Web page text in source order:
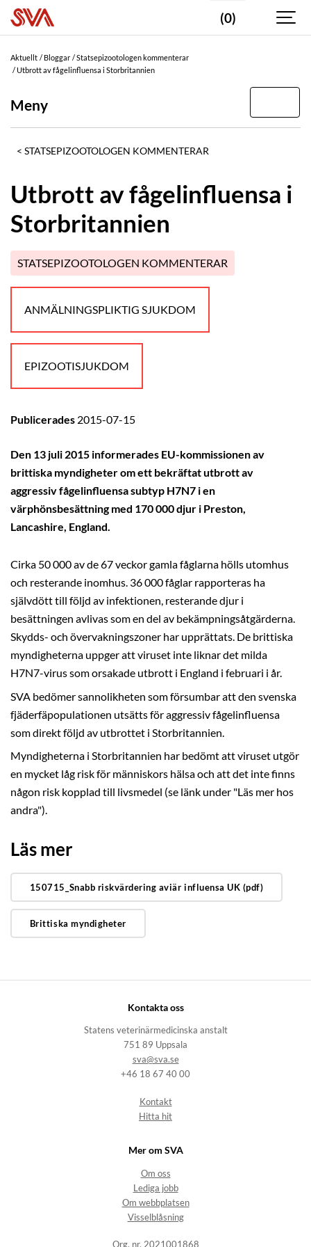
(0)
Aktuellt Bloggar
Statsepizootologen kommenterar
Utbrott av fågelinfluensa i Storbritannien
Meny
STATSEPIZOOTOLOGEN KOMMENTERAR
Utbrott av fågelinfluensa i
Storbritannien
STATSEPIZOOTOLOGEN KOMMENTERAR
ANMÄLNINGSPLIKTIG SJUKDOM
EPIZOOTISJUKDOM
Publicerades 2015-07-15
Den 13 juli 2015 informerades EU-kommissionen av
brittiska myndigheter om ett bekräftat utbrott av
aggressiv fågelinfluensa subtyp H7N7 i en
värphönsbesättning med 170 000 djur i Preston,
Lancashire, England.
Cirka 50 000 av de 67 veckor gamla fåglarna hölls utomhus
och resterande inomhus. 36 000 fåglar rapporteras ha
självdött till följd av infektionen, resterande djur i
besättningen avlivas som en del av bekämpningsåtgärderna.
Skydds- och övervakningszoner har upprättats. De brittiska
myndigheterna uppger att viruset inte liknar det milda
H7N7-virus som orsakade utbrott i England i februari i år.
SVA bedömer sannolikheten som försumbar att den svenska
fjäderfäpopulationen utsätts för aggressiv fågelinfluensa
som direkt följd av utbrottet i Storbritannien.
Myndigheterna i Storbritannien har bedömt att viruset utgör
en mycket låg risk för människors hälsa och att det inte finns
någon risk kopplad till livsmedel (se länk under "Läs mer hos
andra").
Läs mer
150715_Snabb riskvärdering aviär influensa UK (pdf)
Brittiska myndigheter
Kontakta oss
Statens veterinärmedicinska anstalt
751 89 Uppsala
sva@sva.se
+46 18 67 40 00
Kontakt
Hitta hit
Mer om SVA
Om oss
Lediga jobb
Om webbplatsen
Visselblåsning
Org. nr. 2021001868